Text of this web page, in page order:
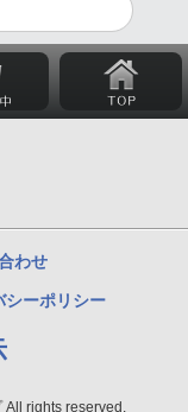
わせ
シーポリシー
rights reserved.